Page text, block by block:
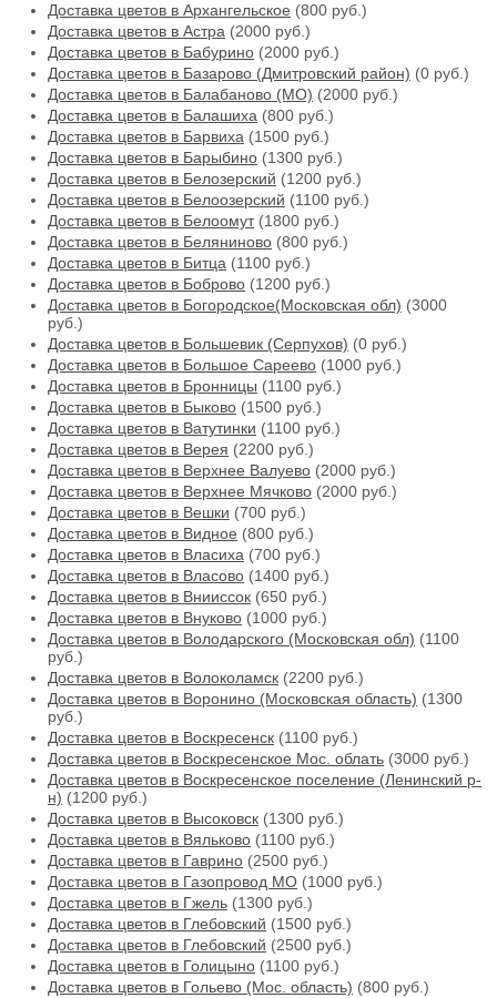
Доставка цветов в Архангельское (800 руб.)
Доставка цветов в Астра (2000 руб.)
Доставка цветов в Бабурино (2000 руб.)
Доставка цветов в Базарово (Дмитровский район) (0 руб.)
Доставка цветов в Балабаново (МО) (2000 руб.)
Доставка цветов в Балашиха (800 руб.)
Доставка цветов в Барвиха (1500 руб.)
Доставка цветов в Барыбино (1300 руб.)
Доставка цветов в Белозерский (1200 руб.)
Доставка цветов в Белоозерский (1100 руб.)
Доставка цветов в Белоомут(1800 руб.)
Доставка цветов в Беляниново (800 руб.)
Доставка цветов в Битца (1100 руб.)
Доставка цветов в Боброво (1200 руб.)
Доставка цветов в Богородское(Московская обл) (3000
руб.)
Доставка цветов в Большевик (Серпухов) (0 руб.)
Доставка цветов в Большое Сареево (1000 руб.)
Доставка цветов в Бронницы (1100 руб.)
Доставка цветов в Быково (1500 руб.)
Доставка цветов в Ватутинки (1100 руб.)
Доставка цветов в Верея (2200 руб.)
Доставка цветов в Верхнее Валуево (2000 руб.)
Доставка цветов в Верхнее Мячково (2000 руб.)
Доставка цветов в Вешки (700 руб.)
Доставка цветов в Видное (800 руб.)
Доставка цветов в Власиха (700 руб.)
Доставка цветов в Власово (1400 руб.)
Доставка цветов в Внииссок (650 руб.)
Доставка цветов в Внуково (1000 руб.)
Доставка цветов в Володарского (Московская обл) (1100
руб.)
Доставка цветов в Волоколамск (2200 руб.)
Доставка цветов в Воронино (Московская область) (1300
руб.)
Доставка цветов в Воскресенск (1100 руб.)
Доставка цветов в Воскресенское Мос. облать (3000 руб.)
Доставка цветов в Воскресенское поселение (Ленинский р-
н) (1200 руб.)
Доставка цветов в Высоковск (1300 руб.)
Доставка цветов в Вяльково (1100 руб.)
Доставка цветов в Гаврино (2500 руб.)
Доставка цветов в Газопровод МО (1000 руб.)
Доставка цветов в Гжель (1300 руб.)
Доставка цветов в Глебовский (1500 руб.)
Доставка цветов в Глебовский (2500 руб.)
Доставка цветов в Голицыно (1100 руб.)
Доставка цветов в Гольево (Мос. область) (800 руб.)